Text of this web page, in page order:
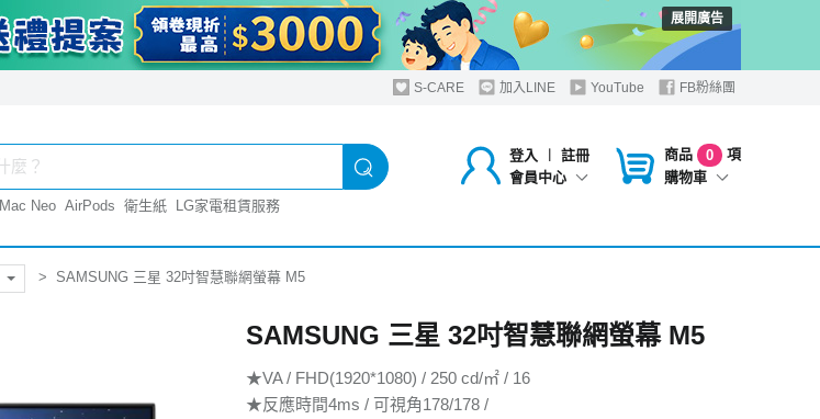
展開廣告
S-CARE 加入LINE YouTube FB粉絲團
登入 ︱
註冊
會員中心
商品 0
項
購物車
Mac Neo AirPods 衛生紙 LG家電租賃服務
SAMSUNG 三星 32吋智慧聯網螢幕 M5
SAMSUNG 三星 32吋智慧聯網螢幕 M5
★VA / FHD(1920*1080) / 250 cd/㎡ / 16
★反應時間4ms / 可視角178/178 /